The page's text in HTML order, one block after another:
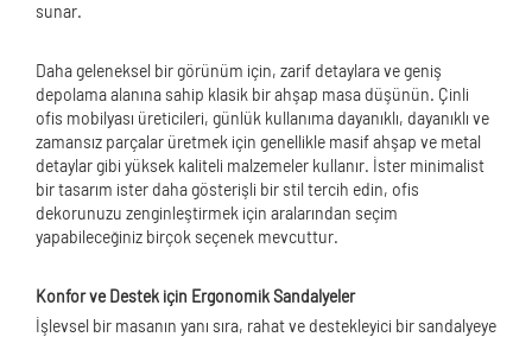
sunar.
Daha geleneksel bir görünüm için, zarif detaylara ve geniş
depolama alanına sahip klasik bir ahşap masa düşünün. Çinli
ofis mobilyası üreticileri, günlük kullanıma dayanıklı, dayanıklı ve
zamansız parçalar üretmek için genellikle masif ahşap ve metal
detaylar gibi yüksek kaliteli malzemeler kullanır. İster minimalist
bir tasarım ister daha gösterişli bir stil tercih edin, ofis
dekorunuzu zenginleştirmek için aralarından seçim
yapabileceğiniz birçok seçenek mevcuttur.
Konfor ve Destek için Ergonomik Sandalyeler
İşlevsel bir masanın yanı sıra, rahat ve destekleyici bir sandalyeye